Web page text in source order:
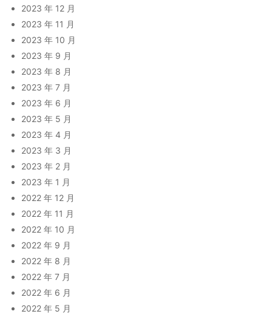
2023 年 12 月
2023 年 11 月
2023 年 10 月
2023 年 9 月
2023 年 8 月
2023 年 7 月
2023 年 6 月
2023 年 5 月
2023 年 4 月
2023 年 3 月
2023 年 2 月
2023 年 1 月
2022 年 12 月
2022 年 11 月
2022 年 10 月
2022 年 9 月
2022 年 8 月
2022 年 7 月
2022 年 6 月
2022 年 5 月